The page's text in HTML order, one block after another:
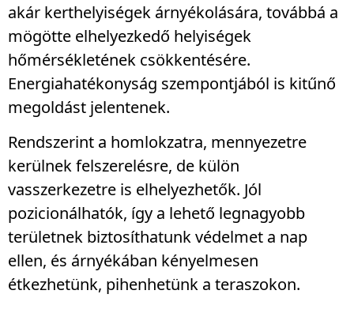
akár kerthelyiségek árnyékolására, továbbá a
mögötte elhelyezkedő helyiségek
hőmérsékletének csökkentésére.
Energiahatékonyság szempontjából is kitűnő
megoldást jelentenek.
Rendszerint a homlokzatra, mennyezetre
kerülnek felszerelésre, de külön
vasszerkezetre is elhelyezhetők. Jól
pozicionálhatók, így a lehető legnagyobb
területnek biztosíthatunk védelmet a nap
ellen, és árnyékában kényelmesen
étkezhetünk, pihenhetünk a teraszokon.